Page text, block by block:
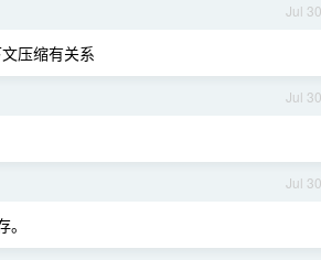
Jul 30
压缩有关系
Jul 30
Jul 30